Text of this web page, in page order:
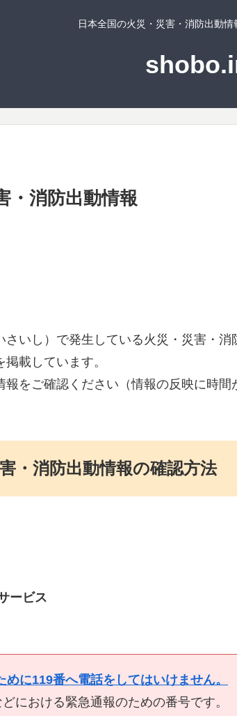
日本全国の火災・災害・消防出動情
・消防出動情報
いし）で発生している火災・災害・消
載しています。
をご確認ください（情報の反映に時間
・消防出動情報の確認方法
ービス
に119番へ電話をしてはいけません。
における緊急通報のための番号です。